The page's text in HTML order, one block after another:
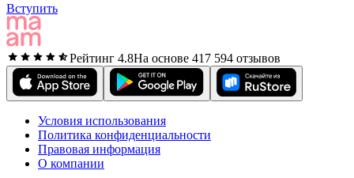
Вступить
Рейтинг 4.8На основе 417 594 отзывов
Условия использования
Политика конфиденциальности
Правовая информация
О компании